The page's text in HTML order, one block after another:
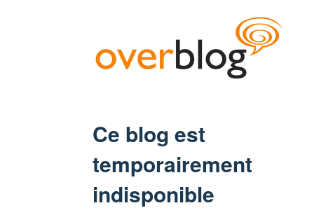
Ce blog est
temporairement
indisponible